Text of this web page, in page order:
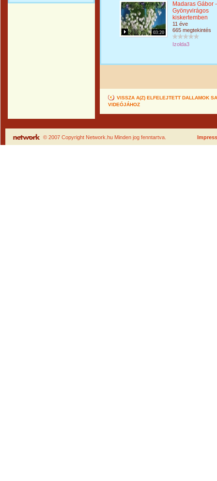
03:20
Madaras Gábor -
Gyönyvirágos
kiskertemben
11 éve
665 megtekintés
Izolda3
VISSZA A(Z) ELFELEJTETT DALLAMOK
VIDEÓJÁHOZ
© 2007 Copyright Network.hu Minden jog fenntartva.